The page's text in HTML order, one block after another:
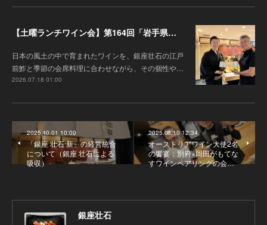
【土曜ランチワイン会】第164回「岩手県『高橋葡萄園』のワインと江戸前鮓」
日本の風土の中で育まれたワインを、銀座壮石の江戸
前鮓と季節の会席料理に合わせながら、その個性や…
2026.07.18 01:00
2025.10.01 10:00
「銀座 壮石 新」の経営統合
について（銀座 壮石による
吸収）
2025.08.10 12:34
オーストリアワイン大使2名
の饗宴：別府×岡田がもてな
すワインペアリングの会…
銀座壮石